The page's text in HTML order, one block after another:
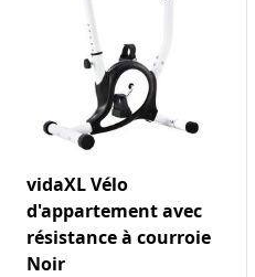
vidaXL Vélo
d'appartement avec
résistance à courroie
Noir